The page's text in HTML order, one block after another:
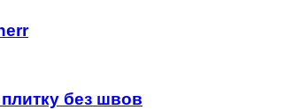
без швов